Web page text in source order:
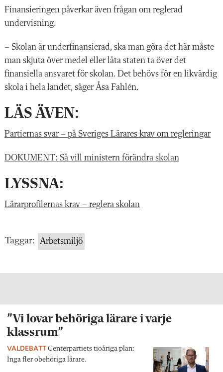
Finansieringen påverkar även frågan om reglerad
undervisning.
– Skolan är underfinansierad, ska man göra det här måste
man skjuta över medel eller låta staten ta över det
finansiella ansvaret för skolan. Det behövs för en likvärdig
skola i hela landet, säger Åsa Fahlén.
LÄS ÄVEN:
Partiernas svar – på Sveriges Lärares krav om regleringar
DOKUMENT: Så vill ministern förändra skolan
LYSSNA:
Lärarprofilernas krav – reglera skolan
Taggar: Arbetsmiljö
”Vi lovar behöriga lärare i varje
klassrum”
VALDEBATT Centerpartiets tioåriga plan:
Inga fler obehöriga lärare.